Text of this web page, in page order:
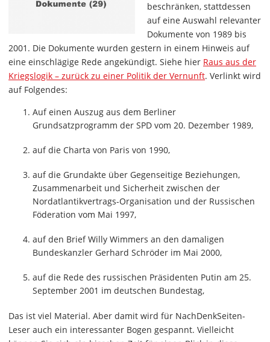
beschränken, stattdessen
auf eine Auswahl relevanter
Dokumente von 1989 bis
2001. Die Dokumente wurden gestern in einem Hinweis auf
eine einschlägige Rede angekündigt. Siehe hier Raus aus der
Kriegslogik – zurück zu einer Politik der Vernunft. Verlinkt wird
auf Folgendes:
Auf einen Auszug aus dem Berliner
Grundsatzprogramm der SPD vom 20. Dezember 1989,
auf die Charta von Paris von 1990,
auf die Grundakte über Gegenseitige Beziehungen,
Zusammenarbeit und Sicherheit zwischen der
Nordatlantikvertrags-Organisation und der Russischen
Föderation vom Mai 1997,
auf den Brief Willy Wimmers an den damaligen
Bundeskanzler Gerhard Schröder im Mai 2000,
auf die Rede des russischen Präsidenten Putin am 25.
September 2001 im deutschen Bundestag,
Das ist viel Material. Aber damit wird für NachDenkSeiten-
Leser auch ein interessanter Bogen gespannt. Vielleicht